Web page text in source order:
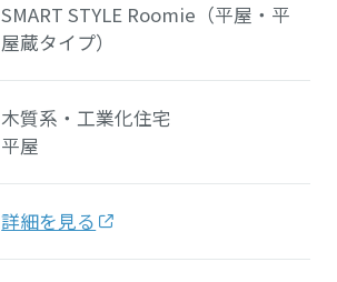
SMART STYLE Roomie（平屋・平
屋蔵タイプ）
木質系・工業化住宅
平屋
詳細を見る